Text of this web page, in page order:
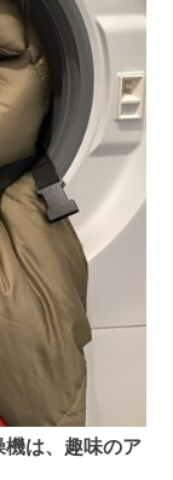
は、趣味のア